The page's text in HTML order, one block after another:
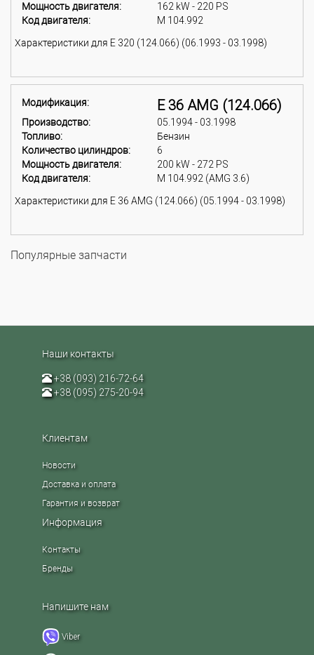
Мощность двигателя:
162 kW - 220 PS
Код двигателя:
M 104.992
Характеристики для E 320 (124.066) (06.1993 - 03.1998)
Модификация: E 36 AMG (124.066)
Производство:
05.1994 - 03.1998
Топливо:
Бензин
Количество цилиндров:
6
Мощность двигателя:
200 kW - 272 PS
Код двигателя:
M 104.992 (AMG 3.6)
Характеристики для E 36 AMG (124.066) (05.1994 - 03.1998)
Популярные запчасти
Наши контакты
+38 (093) 216-72-64
+38 (095) 275-20-94
Клиентам
Новости
Доставка и оплата
Гарантия и возврат
Информация
Контакты
Бренды
Напишите нам
Viber